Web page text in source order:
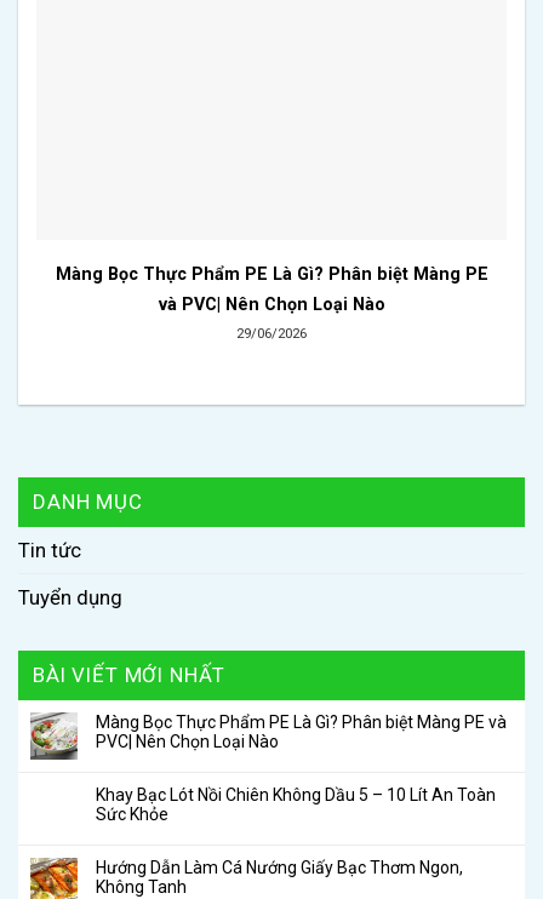
Màng Bọc Thực Phẩm PE Là Gì? Phân biệt Màng PE
và PVC| Nên Chọn Loại Nào
29/06/2026
DANH MỤC
Tin tức
Tuyển dụng
BÀI VIẾT MỚI NHẤT
Màng Bọc Thực Phẩm PE Là Gì? Phân biệt Màng PE và
PVC| Nên Chọn Loại Nào
Khay Bạc Lót Nồi Chiên Không Dầu 5 – 10 Lít An Toàn
Sức Khỏe
Hướng Dẫn Làm Cá Nướng Giấy Bạc Thơm Ngon,
Không Tanh